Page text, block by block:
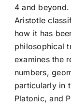
4 and
Aristotle
how it has
philosophical
examines the
numbers,
particularly in
Platonic, and